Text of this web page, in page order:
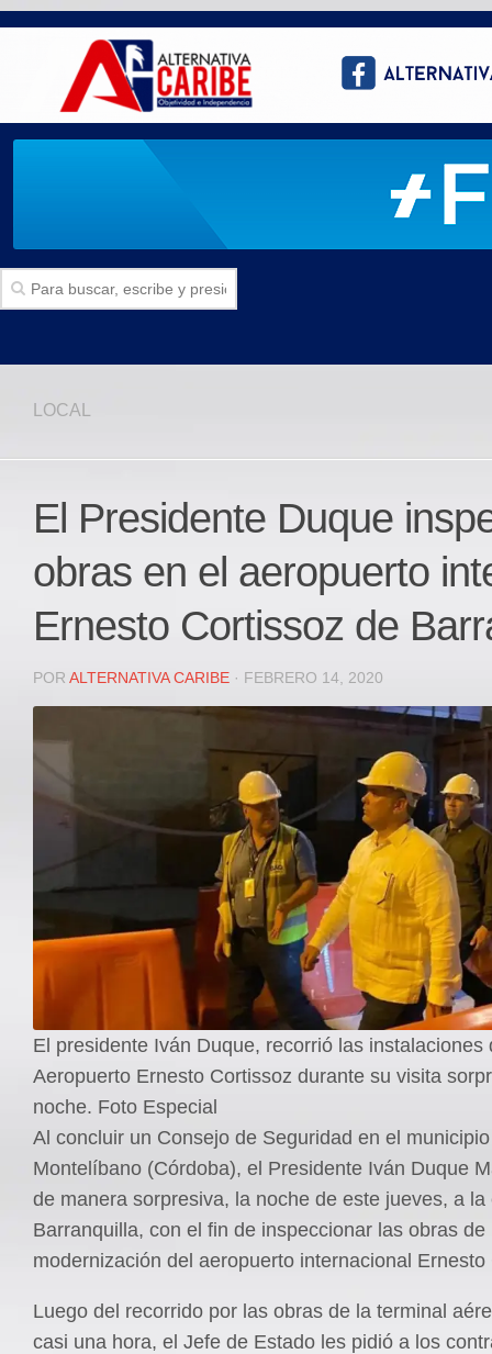
Politica
Deportes
JUDICIAL
REGIONAL
DEPARTAMENTAL
Internacional
OPINIÓN
facebook
Twitter
Instagram
Registro ISSN: 2711-3299
LOCAL
El Presidente Duque
obras en el aeropuerto
Ernesto Cortissoz de
POR ALTERNATIVA CARIBE · FEBRERO 14, 2020
El presidente Iván Duque, recorrió las instalaciones
Aeropuerto Ernesto Cortissoz durante su visita
noche. Foto Especial
Al concluir un Consejo de Seguridad en el
Montelíbano (Córdoba), el Presidente Iván Duque
de manera sorpresiva, la noche de este jueves, a la
Barranquilla, con el fin de inspeccionar las obras de
modernización del aeropuerto internacional Ernesto
Luego del recorrido por las obras de la terminal
casi una hora, el Jefe de Estado les pidió a los